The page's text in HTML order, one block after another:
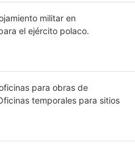
militar en
el ejército polaco.
para obras de
temporales para sitios